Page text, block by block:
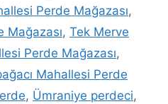
Perde Mağazası,
Mağazası, Tek Merve
Perde Mağazası,
Mahallesi Perde
, Ümraniye perdeci,